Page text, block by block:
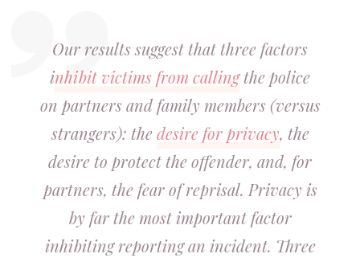
Our results suggest that three factors
inhibit victims from callingthe police
on partners and family members (versus
strangers): thedesire for privacy, the
desire to protect the offender, and, for
partners, the fear of reprisal. Privacy is
by far the most important factor
inhibiting reporting an incident. Three